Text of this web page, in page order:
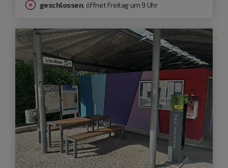
geschlossen, öffnet Freitag um 9 Uhr